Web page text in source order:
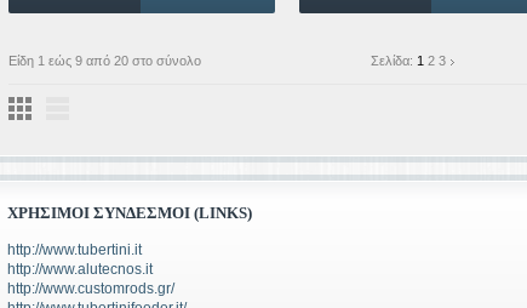
Είδη 1 εώς 9 από 20 στο σύνολο Σελίδα: 1 2 3
ΧΡΉΣΙΜΟΙ ΣΎΝΔΕΣΜΟΙ (LINKS)
http://www.tubertini.it
http://www.alutecnos.it
http://www.customrods.gr/